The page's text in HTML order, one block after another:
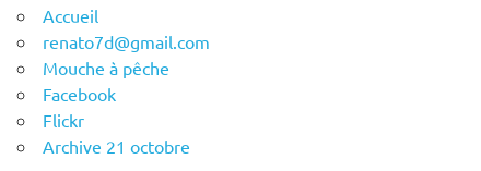
Accueil
renato7d@gmail.com
Mouche à pêche
Facebook
Flickr
Archive 21 octobre